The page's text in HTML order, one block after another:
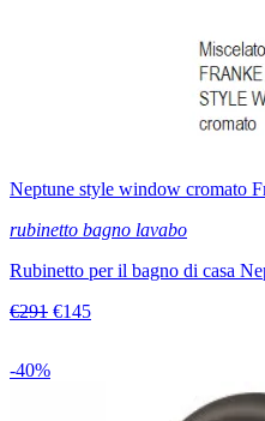
Neptune style window cromato
rubinetto bagno lavabo
Rubinetto per il bagno di casa
€291 €145
-40%